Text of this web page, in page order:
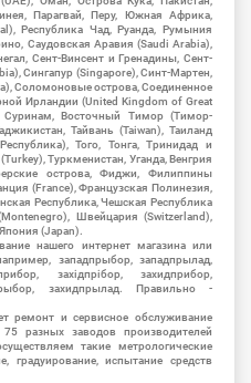
Парагвай, Перу, Южная Африка,
Республика Чад, Руанда, Румыния
Саудовская Аравия (Saudi Arabia),
Сент-Винсент и Гренадины, Сент-
Сингапур (Singapore), Синт-Мартен,
Соломоновые острова, Соединенное
Ирландии (United Kingdom of Great
Восточный Тимор (Тимор-
Тайвань (Taiwan), Таиланд
Того, Тонга, Тринидад и
Туркменистан, Уганда, Венгрия
острова, Фиджи, Филиппины
(France), Французская Полинезия,
Республика, Чешская Республика
Швейцария (Switzerland),
(Japan).
нашего интернет магазина или
западпрыбор, западпрылад,
західпрібор, захидприбор,
захидпрылад. Правильно -
ремонт и сервисное обслуживание
разных заводов производителей
такие метрологические
градуирование, испытание средств